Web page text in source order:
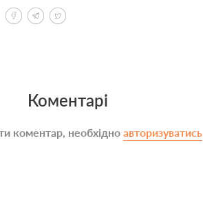
Коментарі
коментар, необхідно авторизуватись